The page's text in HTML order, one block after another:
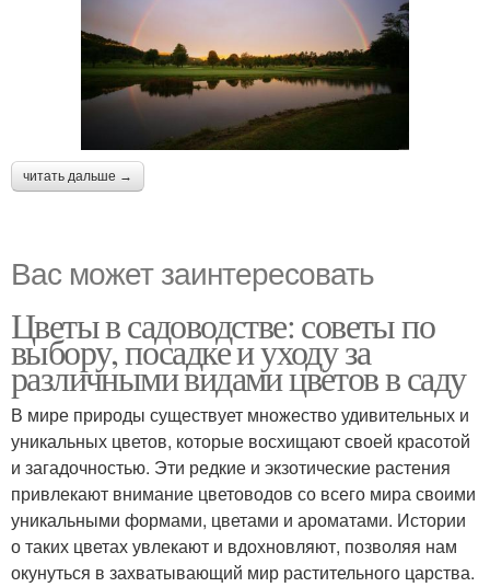
читать дальше →
Вас может заинтересовать
Цветы в садоводстве: советы по
выбору, посадке и уходу за
различными видами цветов в саду
В мире природы существует множество удивительных и
уникальных цветов, которые восхищают своей красотой
и загадочностью. Эти редкие и экзотические растения
привлекают внимание цветоводов со всего мира своими
уникальными формами, цветами и ароматами. Истории
о таких цветах увлекают и вдохновляют, позволяя нам
окунуться в захватывающий мир растительного царства.